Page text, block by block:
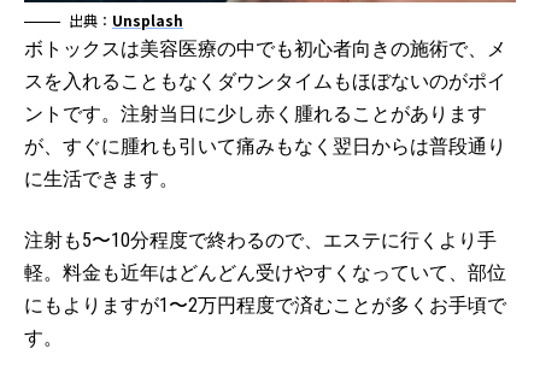
出典： Unsplash
ボトックスは美容医療の中でも初心者向きの施術で、メ
スを入れることもなくダウンタイムもほぼないのがポイ
ントです。注射当日に少し赤く腫れることがあります
が、すぐに腫れも引いて痛みもなく翌日からは普段通り
に生活できます。
注射も5〜10分程度で終わるので、エステに行くより手
軽。料金も近年はどんどん受けやすくなっていて、部位
にもよりますが1〜2万円程度で済むことが多くお手頃で
す。